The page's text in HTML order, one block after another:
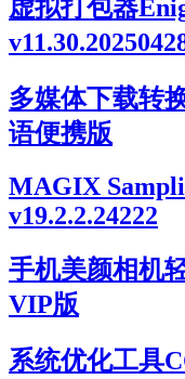
虚拟打包器
多媒体下载转
语便携版
MAGIX
v19.2.2.24222
手机美颜相机
VIP版
系统优化工具